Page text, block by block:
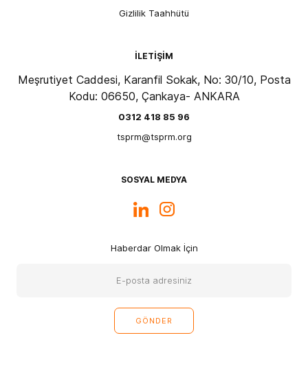
Gizlilik Taahhütü
İLETİŞİM
Meşrutiyet Caddesi, Karanfil Sokak, No: 30/10, Posta
Kodu: 06650, Çankaya- ANKARA
0312 418 85 96
tsprm@tsprm.org
SOSYAL MEDYA
Haberdar Olmak İçin